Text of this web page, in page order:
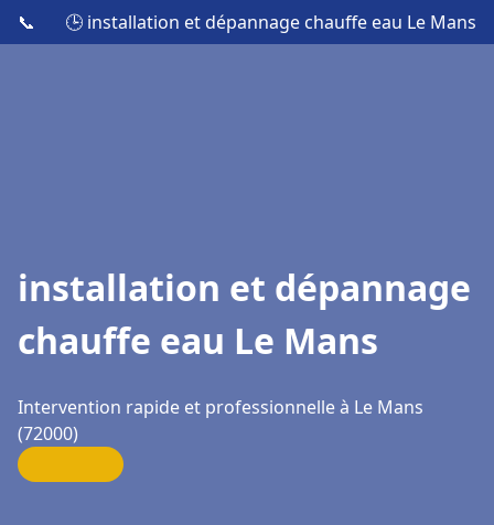
📞 🕒 installation et dépannage chauffe eau Le Mans
installation et dépannage
chauffe eau Le Mans
Intervention rapide et professionnelle à Le Mans
(72000)